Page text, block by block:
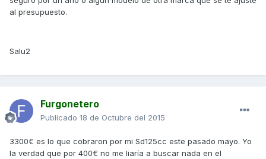
al presupuesto.
Salu2
Furgonetero
Publicado 18 de Octubre del 2015
3300€ es lo que cobraron por mi Sd125cc este pasado mayo. Yo
la verdad que por 400€ no me liaría a buscar nada en el